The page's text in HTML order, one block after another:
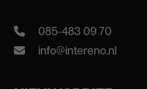
085-483 09 70
info@intereno.nl